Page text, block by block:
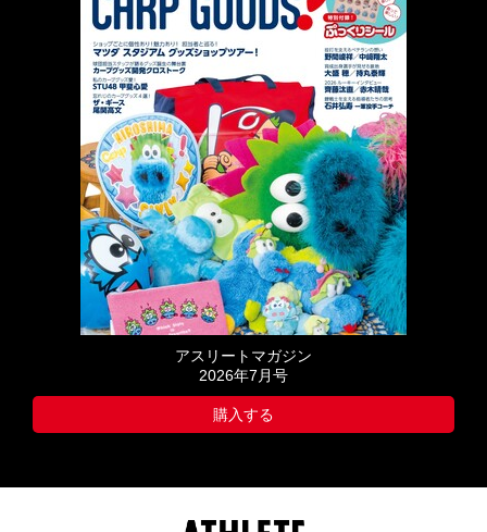
アスリートマガジン
2026年7月号
購入する